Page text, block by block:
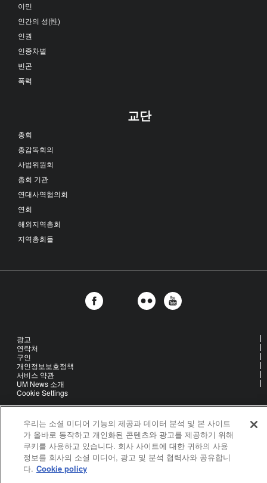
이민
인간의 성(性)
인권
인종차별
빈곤
폭력
교단
총회
총감독회의
사법위원회
총회 기관
연대사역협의회
연회
해외지역총회
지역총회들
광고
연락처
구인
개인정보보호정책
서비스 약관
UM News 소개
Cookie Settings
United Methodist Communications is an agency of The United
Methodist Church
©2026United Methodist Communications. All Rights Reserved
우리는 소셜 미디어 기능의 제공과 데이터 분석 및 본 사이트
가 올바로 동작하고 개인화된 콘텐츠와 광고를 제공하기 위해
쿠키를 사용하고 있습니다. 회사 사이트에 대한 귀하의 사용
정보를 회사의 소셜 미디어, 광고 및 분석 협력사와 공유합니
다. Cookie policy